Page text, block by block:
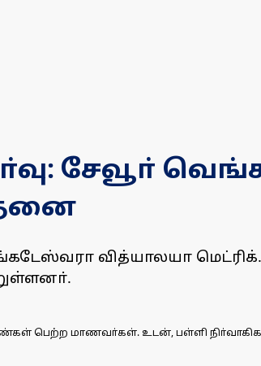
சேவூா்
வித்யாலயா
பெற்ற மாணவா்கள். உடன், பள்ளி